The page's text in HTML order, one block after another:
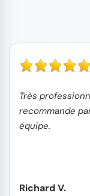
Très
recommande
équipe.
Richard V.